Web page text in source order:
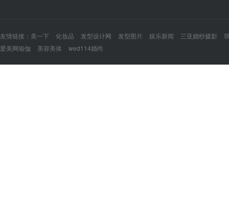
友情链接： 美一下 化妆品 发型设计网 发型图片 娱乐新闻 三亚婚纱摄影
爱美网瑜伽
美容美体 wed114婚尚